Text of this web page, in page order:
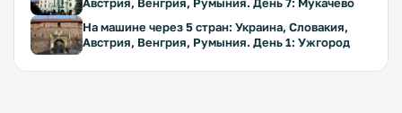
На машине через 5 стран: Украина, Словакия,
Австрия, Венгрия, Румыния. День 1: Ужгород